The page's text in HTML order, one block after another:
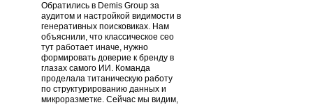
Обратились в Demis Group за
аудитом и настройкой видимости в
генеративных поисковиках. Нам
объяснили, что классическое сео
тут работает иначе, нужно
формировать доверие к бренду в
глазах самого ИИ. Команда
проделала титаническую работу
по структурированию данных и
микроразметке. Сейчас мы видим,